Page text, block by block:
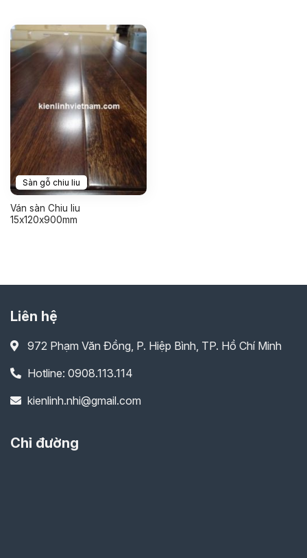
Sàn gỗ chiu liu
Ván sàn Chiu liu
15x120x900mm
Liên hệ
972 Phạm Văn Đồng, P. Hiệp Bình, TP. Hồ Chí Minh
Hotline: 0908.113.114
kienlinh.nhi@gmail.com
Chỉ đường